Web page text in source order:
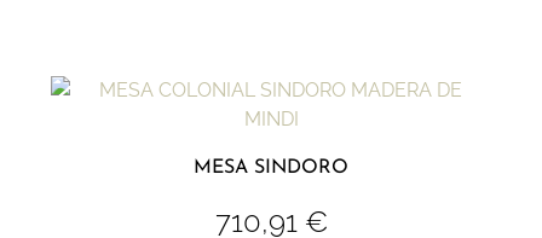
MESA SINDORO
710,91 €